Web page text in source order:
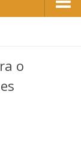
o